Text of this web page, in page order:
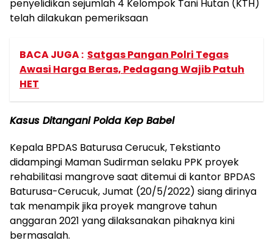
penyelidikan sejumlah 4 Kelompok Tani Hutan (KTH)
telah dilakukan pemeriksaan
BACA JUGA : Satgas Pangan Polri Tegas
Awasi Harga Beras, Pedagang Wajib Patuh
HET
Kasus Ditangani Polda Kep Babel
Kepala BPDAS Baturusa Cerucuk, Tekstianto
didampingi Maman Sudirman selaku PPK proyek
rehabilitasi mangrove saat ditemui di kantor BPDAS
Baturusa-Cerucuk, Jumat (20/5/2022) siang dirinya
tak menampik jika proyek mangrove tahun
anggaran 2021 yang dilaksanakan pihaknya kini
bermasalah.